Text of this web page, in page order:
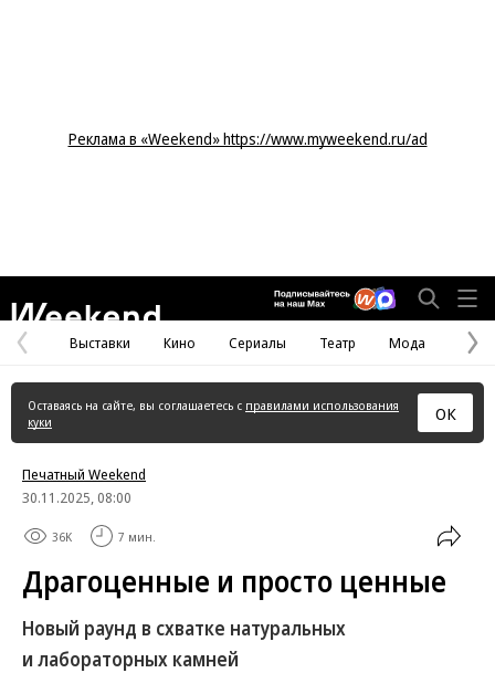
Реклама в «Weekend» https://www.myweekend.ru/ad
Предыдущая
страница
Выставки Кино Сериалы Театр Мода
Оставаясь на сайте, вы соглашаетесь с правилами использования
куки
ОК
Печатный Weekend
30.11.2025, 08:00
36K 7 мин.
Драгоценные и просто ценные
Новый раунд в схватке натуральных
и лабораторных камней